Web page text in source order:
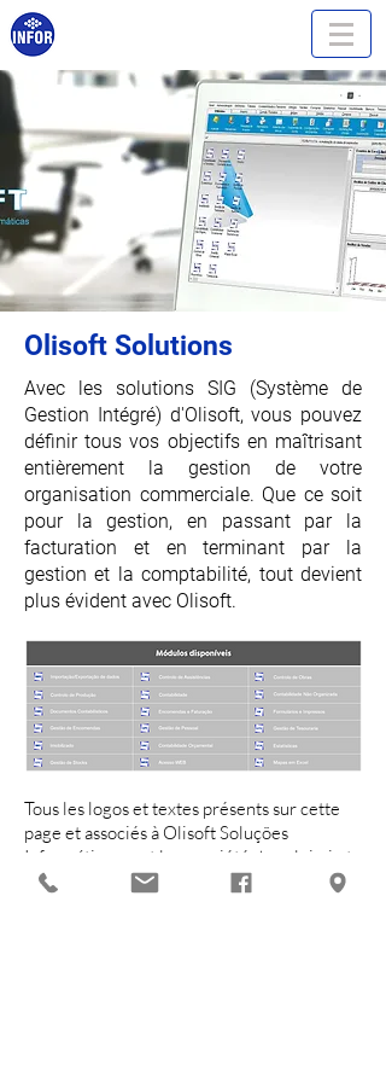
Olisoft Solutions
Avec les solutions SIG (Système de
Gestion Intégré) d'Olisoft, vous pouvez
définir tous vos objectifs en maîtrisant
entièrement la gestion de votre
organisation commerciale. Que ce soit
pour la gestion, en passant par la
facturation et en terminant par la
gestion et la comptabilité, tout devient
plus évident avec Olisoft.
Tous les logos et textes présents sur cette
page et associés à Olisoft Soluções
Informáticas sont la propriété de celui-ci et
avec tous les droits réservés par celui-ci.